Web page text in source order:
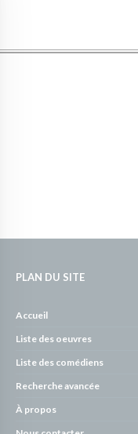
PLAN DU SITE
Accueil
Liste des oeuvres
Liste des comédiens
Recherche avancée
À propos